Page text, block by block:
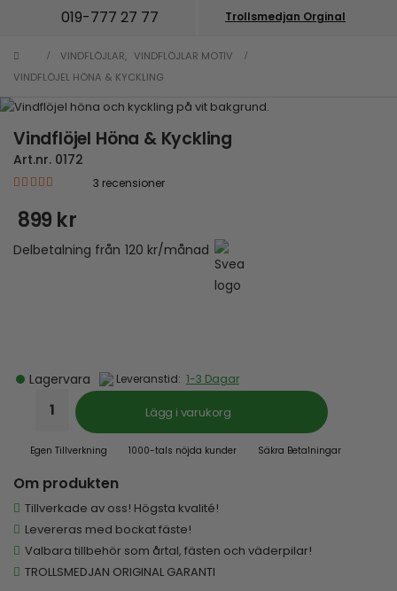
019-777 27 77 Trollsmedjan Orginal
VINDFLÖJLAR, VINDFLÖJLAR MOTIV
VINDFLÖJEL HÖNA & KYCKLING
Vindflöjel Höna & Kyckling
Art.nr. 0172
3 recensioner
899 kr
Delbetalning från 120 kr/månad
Lagervara Leveranstid: 1-3 Dagar
Lägg i varukorg
Egen Tillverkning 1000-tals nöjda kunder Säkra Betalningar
Om produkten
Tillverkade av oss! Högsta kvalité!
Levereras med bockat fäste!
Valbara tillbehör som årtal, fästen och väderpilar!
TROLLSMEDJAN ORIGINAL GARANTI